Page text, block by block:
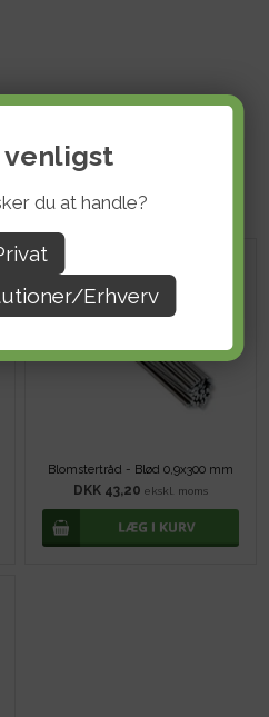
du at handle?
Erhverv
i følgende
Blomstertråd - Blød 0,9x300 mm
DKK 43,20 ekskl. moms